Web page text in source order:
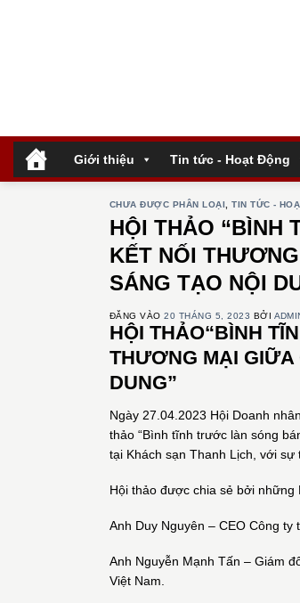
Giới thiệu Tin tức - Hoạt Động
CHƯA ĐƯỢC PHÂN LOẠI ,TIN TỨC -
HỘI THẢO “BÌNH
KẾT NỐI
SÁNG TẠO NỘI
ĐĂNG VÀO20 THÁNG 5, 2023 BỞI
HỘI THẢO“BÌNH
THƯƠNG MẠI GIỮA
DUNG”
Ngày 27.04.2023 Hội Doanh
thảo “Bình tĩnh trước làn sóng
tại Khách sạn Thanh Lịch, với sự
Hội thảo được chia sẻ bởi
Anh Duy Nguyên – CEO Công
Anh Nguyễn Mạnh Tấn – Giám
Việt Nam.